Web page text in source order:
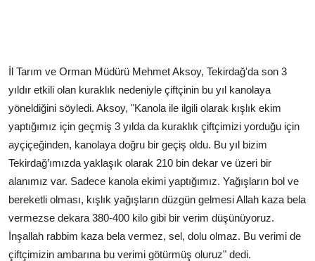
İl Tarım ve Orman Müdürü Mehmet Aksoy, Tekirdağ'da son 3
yıldır etkili olan kuraklık nedeniyle çiftçinin bu yıl kanolaya
yöneldiğini söyledi. Aksoy, "Kanola ile ilgili olarak kışlık ekim
yaptığımız için geçmiş 3 yılda da kuraklık çiftçimizi yorduğu için
ayçiçeğinden, kanolaya doğru bir geçiş oldu. Bu yıl bizim
Tekirdağ’ımızda yaklaşık olarak 210 bin dekar ve üzeri bir
alanımız var. Sadece kanola ekimi yaptığımız. Yağışların bol ve
bereketli olması, kışlık yağışların düzgün gelmesi Allah kaza bela
vermezse dekara 380-400 kilo gibi bir verim düşünüyoruz.
İnşallah rabbim kaza bela vermez, sel, dolu olmaz. Bu verimi de
çiftçimizin ambarına bu verimi götürmüş oluruz" dedi.